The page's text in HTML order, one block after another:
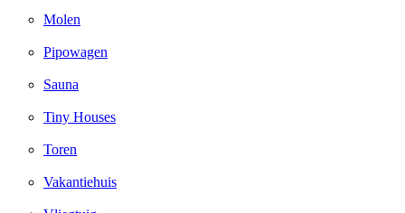
Molen
Pipowagen
Sauna
Tiny Houses
Toren
Vakantiehuis